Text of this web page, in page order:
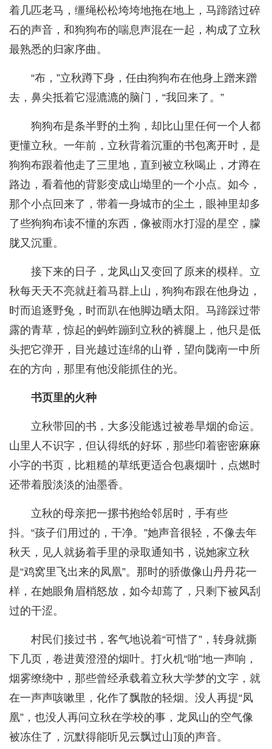
着几匹老马，缰绳松松垮垮地拖在地上，马蹄踏过碎
石的声音，和狗狗布的喘息声混在一起，构成了立秋
最熟悉的归家序曲。
“布，”立秋蹲下身，任由狗狗布在他身上蹭来蹭
去，鼻尖抵着它湿漉漉的脑门，“我回来了。”
狗狗布是条半野的土狗，却比山里任何一个人都
更懂立秋。一年前，立秋背着沉重的书包离开时，是
狗狗布跟着他走了三里地，直到被立秋喝止，才蹲在
路边，看着他的背影变成山坳里的一个小点。如今，
那个小点回来了，带着一身城市的尘土，眼神里却多
了些狗狗布读不懂的东西，像被雨水打湿的星空，朦
胧又沉重。
接下来的日子，龙凤山又变回了原来的模样。立
秋每天天不亮就赶着马群上山，狗狗布跟在他身边，
时而追逐野兔，时而趴在他脚边晒太阳。马蹄踩过带
露的青草，惊起的蚂蚱蹦到立秋的裤腿上，他只是低
头把它弹开，目光越过连绵的山脊，望向陇南一中所
在的方向，那里有他没能抓住的光。
书页里的火种
立秋带回的书，大多没能逃过被卷旱烟的命运。
山里人不识字，但认得纸的好坏，那些印着密密麻麻
小字的书页，比粗糙的草纸更适合包裹烟叶，点燃时
还带着股淡淡的油墨香。
立秋的母亲把一摞书抱给邻居时，手有些
抖。“孩子们用过的，干净。”她声音很轻，不像去年
秋天，见人就扬着手里的录取通知书，说她家立秋
是“鸡窝里飞出来的凤凰”。那时的骄傲像山丹丹花一
样，在她眼角眉梢怒放，如今却蔫了，只剩下被风刮
过的干涩。
村民们接过书，客气地说着“可惜了”，转身就撕
下几页，卷进黄澄澄的烟叶。打火机“啪”地一声响，
烟雾缭绕中，那些曾经承载着立秋大学梦的文字，就
在一声声咳嗽里，化作了飘散的轻烟。没人再提“凤
凰”，也没人再问立秋在学校的事，龙凤山的空气像
被冻住了，沉默得能听见云飘过山顶的声音。